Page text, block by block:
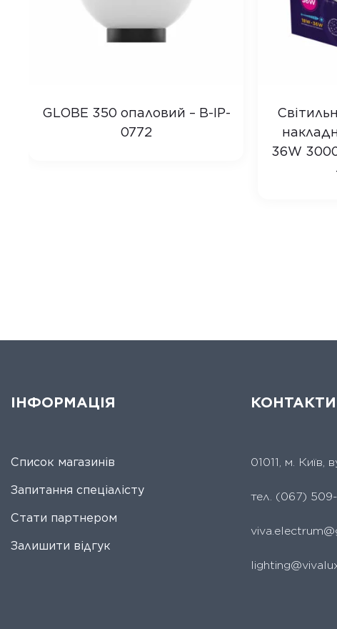
GLOBE 350 опаловий – B-IP-
0772
36W
ІНФОРМАЦІЯ
Список магазинів
Запитання спеціалісту
Стати партнером
Залишити відгук
КОНТАКТИ
01011, м. Київ,
тел. (067)